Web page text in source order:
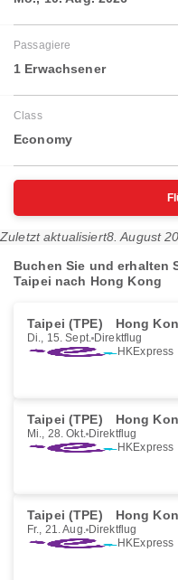
Passagiere
1 Erwachsener
Class
Economy
Zuletzt aktualisiert8. August
Buchen Sie und erhalten
Taipei nach Hong Kong
Taipei (TPE) Hong
Di., 15. Sept. Direktflug
HKExpress
Taipei (TPE) Hong
Mi., 28. Okt. Direktflug
HKExpress
Taipei (TPE) Hong
Fr., 21. Aug. Direktflug
HKExpress